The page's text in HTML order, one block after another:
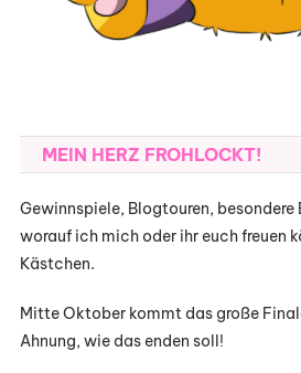
MEIN HERZ FROHLOCKT!
Gewinnspiele, Blogtouren, besondere
worauf ich mich oder ihr euch freuen
Kästchen.
Mitte Oktober kommt das große
Ahnung, wie das enden soll!